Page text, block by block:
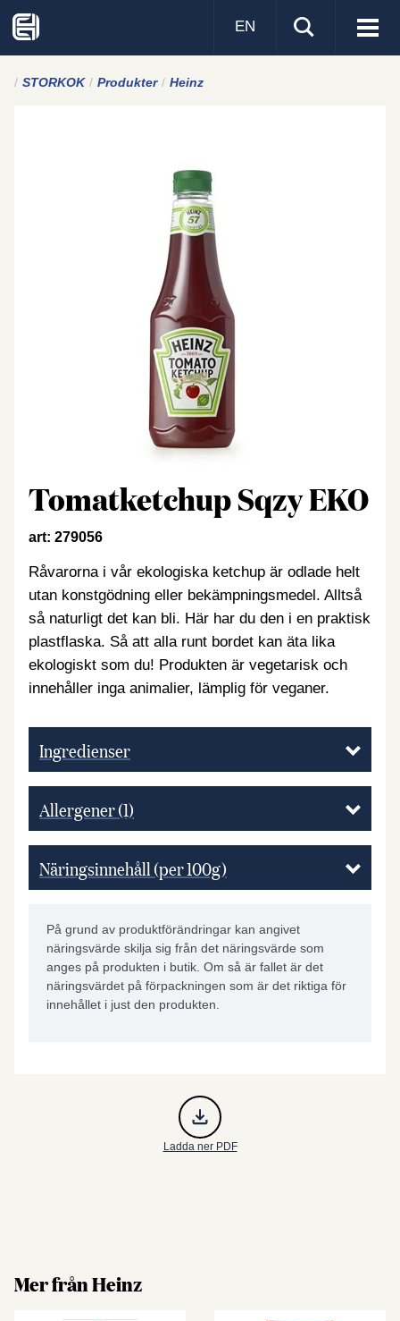
Visa
EN
STORKOK Produkter Heinz
Tomatketchup Sqzy EKO
art: 279056
Råvarorna i vår ekologiska ketchup är odlade helt
utan konstgödning eller bekämpningsmedel. Alltså
så naturligt det kan bli. Här har du den i en praktisk
plastflaska. Så att alla runt bordet kan äta lika
ekologiskt som du! Produkten är vegetarisk och
innehåller inga animalier, lämplig för veganer.
Ingredienser
Allergener(1)
Näringsinnehåll (per 100g)
På grund av produktförändringar kan angivet
näringsvärde skilja sig från det näringsvärde som
anges på produkten i butik. Om så är fallet är det
näringsvärdet på förpackningen som är det riktiga för
innehållet i just den produkten.
Ladda ner PDF
Mer från Heinz